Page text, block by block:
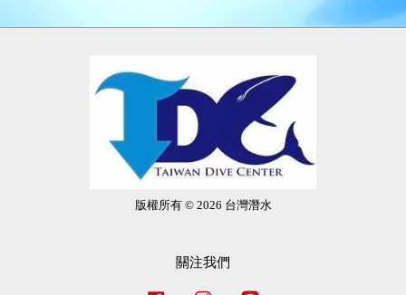
版權所有 © 2026 台灣潛水
關注我們